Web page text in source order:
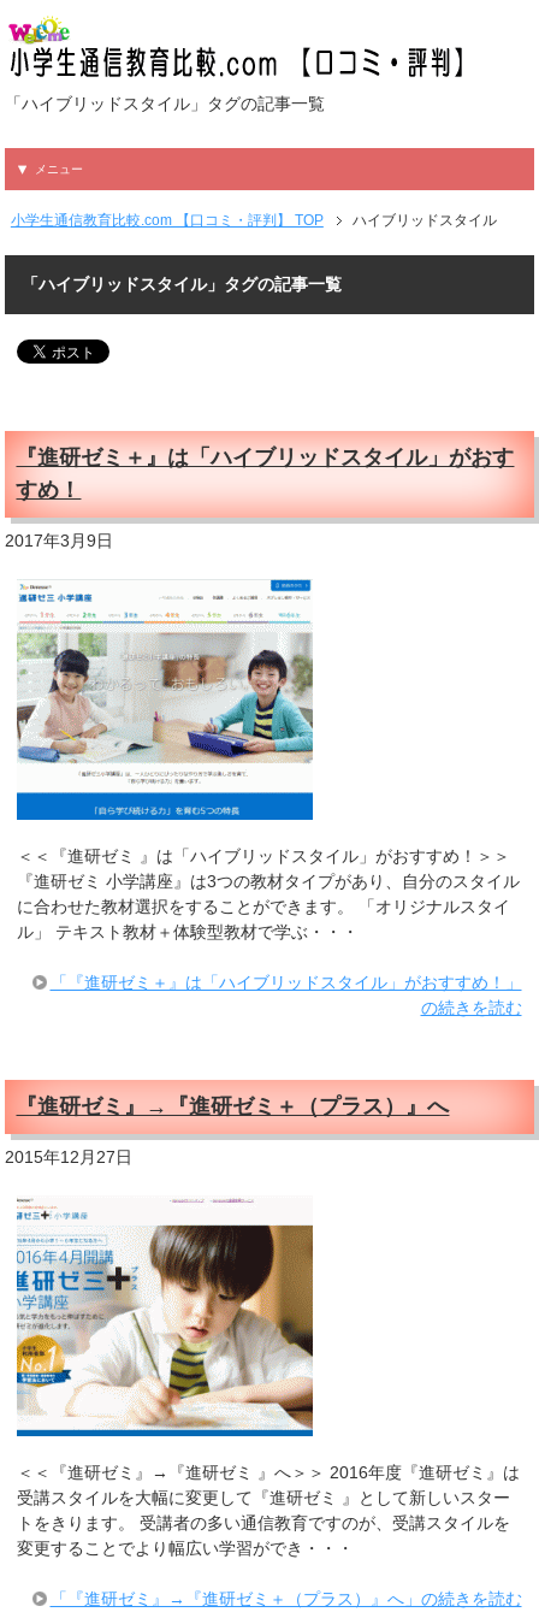
「ハイブリッドスタイル」タグの記事一覧
メニュー
小学生通信教育比較.com 【口コミ・評判】 TOP ハイブリッドスタイル
「ハイブリッドスタイル」タグの記事一覧
『進研ゼミ＋』は「ハイブリッドスタイル」がおす
すめ！
2017年3月9日
＜＜『進研ゼミ 』は「ハイブリッドスタイル」がおすすめ！＞＞
『進研ゼミ 小学講座』は3つの教材タイプがあり、自分のスタイル
に合わせた教材選択をすることができます。 「オリジナルスタイ
ル」 テキスト教材＋体験型教材で学ぶ・・・
「『進研ゼミ＋』は「ハイブリッドスタイル」がおすすめ！」
の続きを読む
『進研ゼミ』→『進研ゼミ＋（プラス）』へ
2015年12月27日
＜＜『進研ゼミ』→『進研ゼミ 』へ＞＞ 2016年度『進研ゼミ』は
受講スタイルを大幅に変更して『進研ゼミ 』として新しいスター
トをきります。 受講者の多い通信教育ですのが、受講スタイルを
変更することでより幅広い学習ができ・・・
「『進研ゼミ』→『進研ゼミ＋（プラス）』へ」の続きを読む